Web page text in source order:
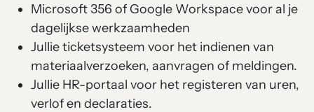
Microsoft 356 of Google Workspace voor al je
dagelijkse werkzaamheden
Jullie ticketsysteem voor het indienen van
materiaalverzoeken, aanvragen of meldingen.
Jullie HR-portaal voor het registeren van uren,
verlof en declaraties.